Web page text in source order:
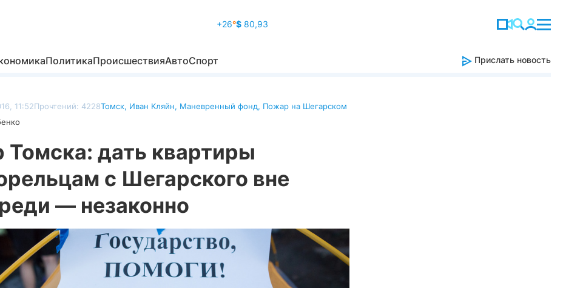
+26°$80,93
ПолитикаПроисшествияАвтоСпорт Прислать новость
11:52Прочтений: 4228Томск, Иван Кляйн, Маневренный фонд, Пожар на Шегарском
Томска: дать квартиры
с Шегарского вне
— незаконно